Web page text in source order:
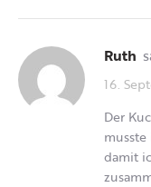
Ruth
16.
Der
damit